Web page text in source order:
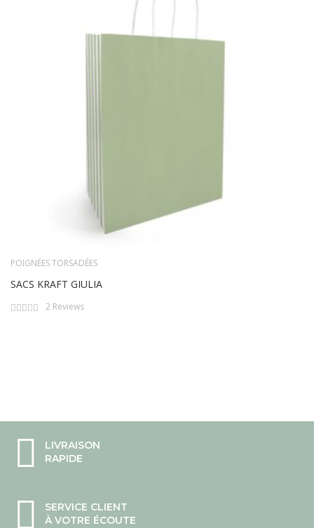
POIGNÉES TORSADÉES
SACS KRAFT GIULIA
Rating:
2 Reviews
LIVRAISON
RAPIDE
SERVICE CLIENT
À VOTRE ÉCOUTE